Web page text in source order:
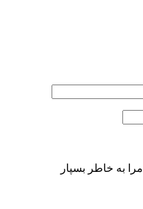
مرا به خاطر بسپار